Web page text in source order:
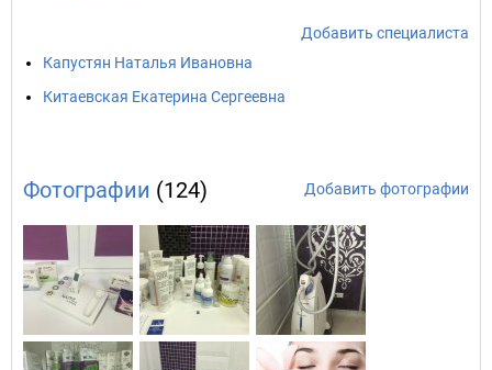
Добавить специалиста
Капустян Наталья Ивановна
Китаевская Екатерина Сергеевна
Фотографии (124) Добавить фотографии